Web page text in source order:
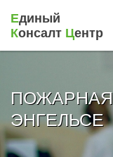
Единый
Консалт Центр
ПОЖАРНАЯ
ЭНГЕЛЬСЕ